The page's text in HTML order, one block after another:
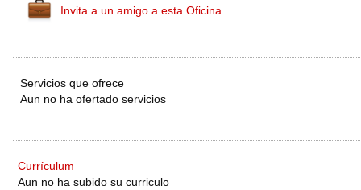
Invita a un amigo a esta Oficina
Servicios que ofrece
Aun no ha ofertado servicios
Currículum
Aun no ha subido su curriculo